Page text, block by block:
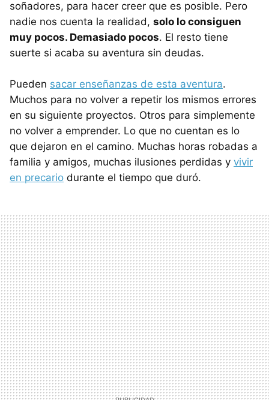
soñadores, para hacer creer que es posible. Pero
nadie nos cuenta la realidad, solo lo consiguen
muy pocos. Demasiado pocos. El resto tiene
suerte si acaba su aventura sin deudas.
Pueden sacar enseñanzas de esta aventura.
Muchos para no volver a repetir los mismos errores
en su siguiente proyectos. Otros para simplemente
no volver a emprender. Lo que no cuentan es lo
que dejaron en el camino. Muchas horas robadas a
familia y amigos, muchas ilusiones perdidas y vivir
en precario durante el tiempo que duró.